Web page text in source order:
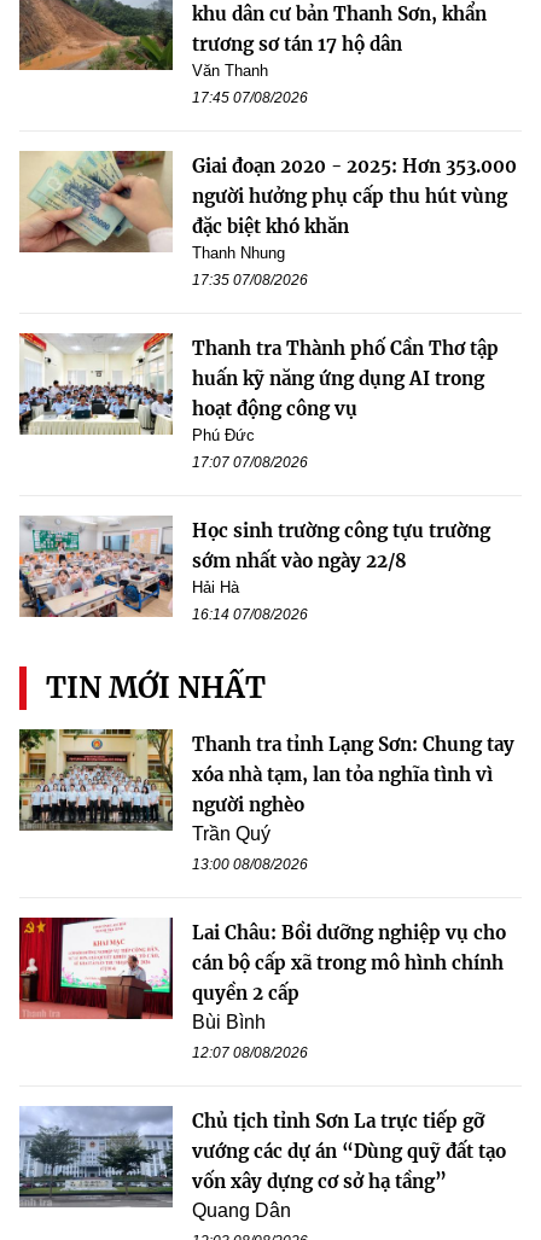
khu dân cư bản Thanh Sơn, khẩn
trương sơ tán 17 hộ dân
Văn Thanh
17:45 07/08/2026
Giai đoạn 2020 - 2025: Hơn 353.000
người hưởng phụ cấp thu hút vùng
đặc biệt khó khăn
Thanh Nhung
17:35 07/08/2026
Thanh tra Thành phố Cần Thơ tập
huấn kỹ năng ứng dụng AI trong
hoạt động công vụ
Phú Đức
17:07 07/08/2026
Học sinh trường công tựu trường
sớm nhất vào ngày 22/8
Hải Hà
16:14 07/08/2026
TIN MỚI NHẤT
Thanh tra tỉnh Lạng Sơn: Chung tay
xóa nhà tạm, lan tỏa nghĩa tình vì
người nghèo
Trần Quý
13:00 08/08/2026
Lai Châu: Bồi dưỡng nghiệp vụ cho
cán bộ cấp xã trong mô hình chính
quyền 2 cấp
Bùi Bình
12:07 08/08/2026
Chủ tịch tỉnh Sơn La trực tiếp gỡ
vướng các dự án “Dùng quỹ đất tạo
vốn xây dựng cơ sở hạ tầng”
Quang Dân